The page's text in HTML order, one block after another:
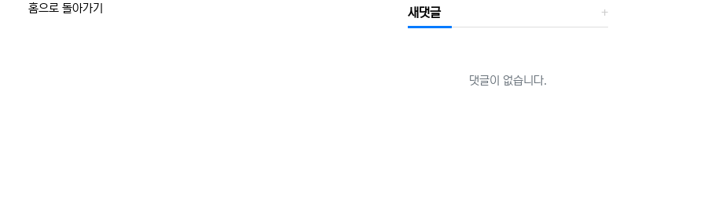
홈으로 돌아가기 새댓글
댓글이 없습니다.